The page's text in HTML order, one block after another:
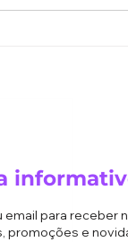
email para receber
promoções e